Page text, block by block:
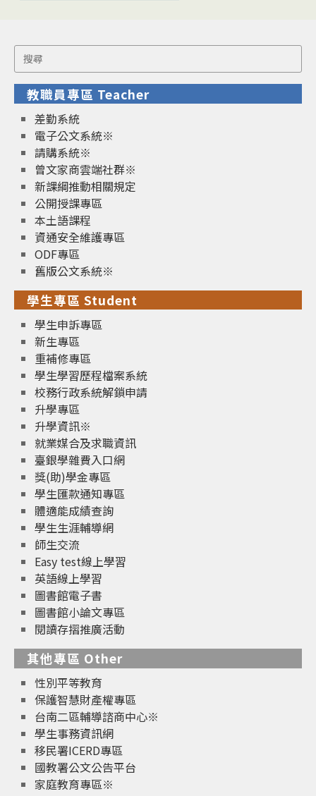
Search
for:
教職員專區 Teacher
差勤系統
電子公文系統※
請購系統※
曾文家商雲端社群※
新課綱推動相關規定
公開授課專區
本土語課程
資通安全維護專區
ODF專區
舊版公文系統※
學生專區 Student
學生申訴專區
新生專區
重補修專區
學生學習歷程檔案系統
校務行政系統解鎖申請
升學專區
升學資訊※
就業媒合及求職資訊
臺銀學雜費入口網
獎(助)學金專區
學生匯款通知專區
體適能成績查詢
學生生涯輔導網
師生交流
Easy test線上學習
英語線上學習
圖書館電子書
圖書館小論文專區
閱讀存摺推廣活動
其他專區 Other
性別平等教育
保護智慧財產權專區
台南二區輔導諮商中心※
學生事務資訊網
移民署ICERD專區
國教署公文公告平台
家庭教育專區※